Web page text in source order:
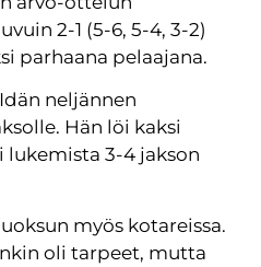
2-1 (5-6, 5-4, 3-2)
parhaana pelaajana.
neljännen
Hän löi kaksi
lukemista 3-4 jakson
myös kotareissa.
oli tarpeet, mutta